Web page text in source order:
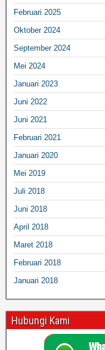
Februari 2025
Oktober 2024
September 2024
Mei 2024
Januari 2023
Juni 2022
Juni 2021
Februari 2021
Januari 2020
Mei 2019
Juli 2018
Juni 2018
April 2018
Maret 2018
Februari 2018
Januari 2018
Hubungi Kami